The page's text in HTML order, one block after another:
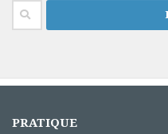
Rechercher :
PRATIQUE